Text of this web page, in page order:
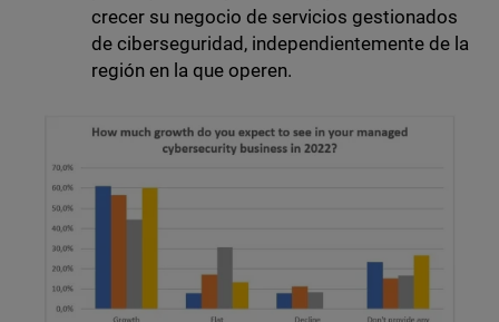
crecer su negocio de servicios gestionados
de ciberseguridad, independientemente de la
región en la que operen.